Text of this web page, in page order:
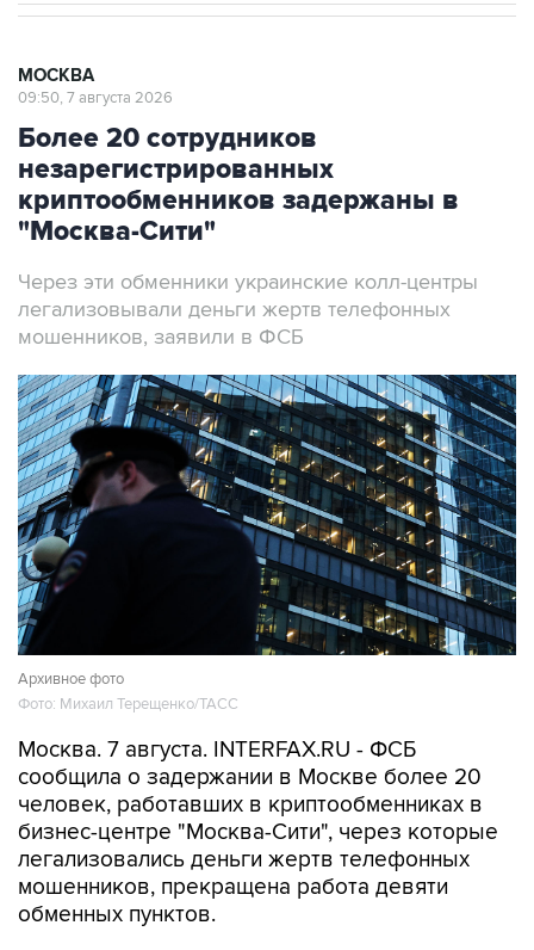
МОСКВА
09:50, 7 августа 2026
Более 20 сотрудников
незарегистрированных
криптообменников задержаны в
"Москва-Сити"
Через эти обменники украинские колл-центры
легализовывали деньги жертв телефонных
мошенников, заявили в ФСБ
Архивное фото
Фото: Михаил Терещенко/ТАСС
Москва. 7 августа. INTERFAX.RU - ФСБ
сообщила о задержании в Москве более 20
человек, работавших в криптообменниках в
бизнес-центре "Москва-Сити", через которые
легализовались деньги жертв телефонных
мошенников, прекращена работа девяти
обменных пунктов.